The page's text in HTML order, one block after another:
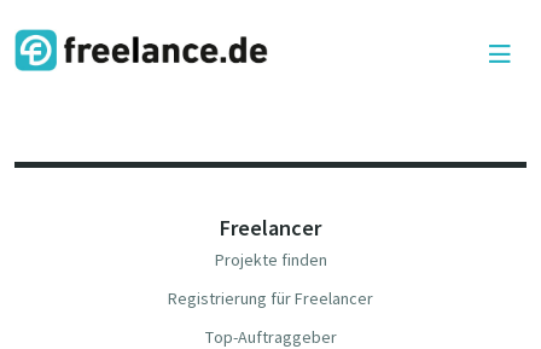
Freelancer
Projekte finden
Registrierung für Freelancer
Top-Auftraggeber